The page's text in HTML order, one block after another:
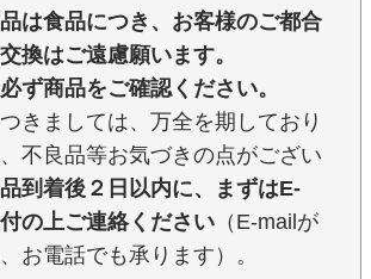
は食品につき、お客様のご都合
換はご遠慮願います。
ず商品をご確認ください。
きましては、万全を期しており
不良品等お気づきの点がござい
到着後２日以内に、まずはE-
の上ご連絡ください （E-mailが
お電話でも承ります）。